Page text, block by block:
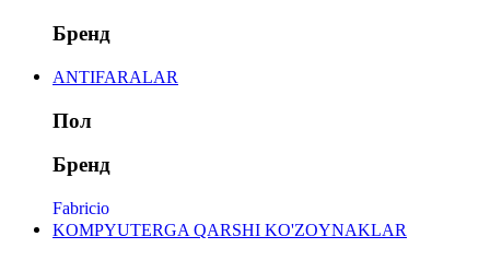
Бренд
ANTIFARALAR
Пол
Бренд
Fabricio
KOMPYUTERGA QARSHI KO'ZOYNAKLAR